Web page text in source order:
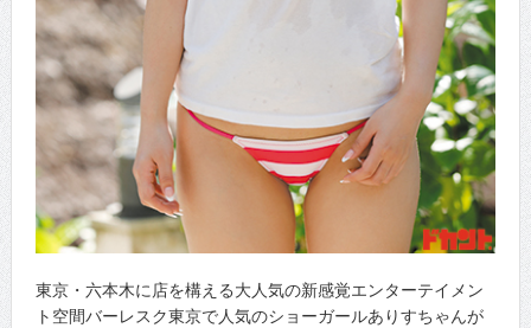
東京・六本木に店を構える大人気の新感覚エンターテイメン
ト空間バーレスク東京で人気のショーガールありすちゃんが